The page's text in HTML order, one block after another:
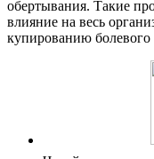
обертывания. Такие
влияние на весь
купированию